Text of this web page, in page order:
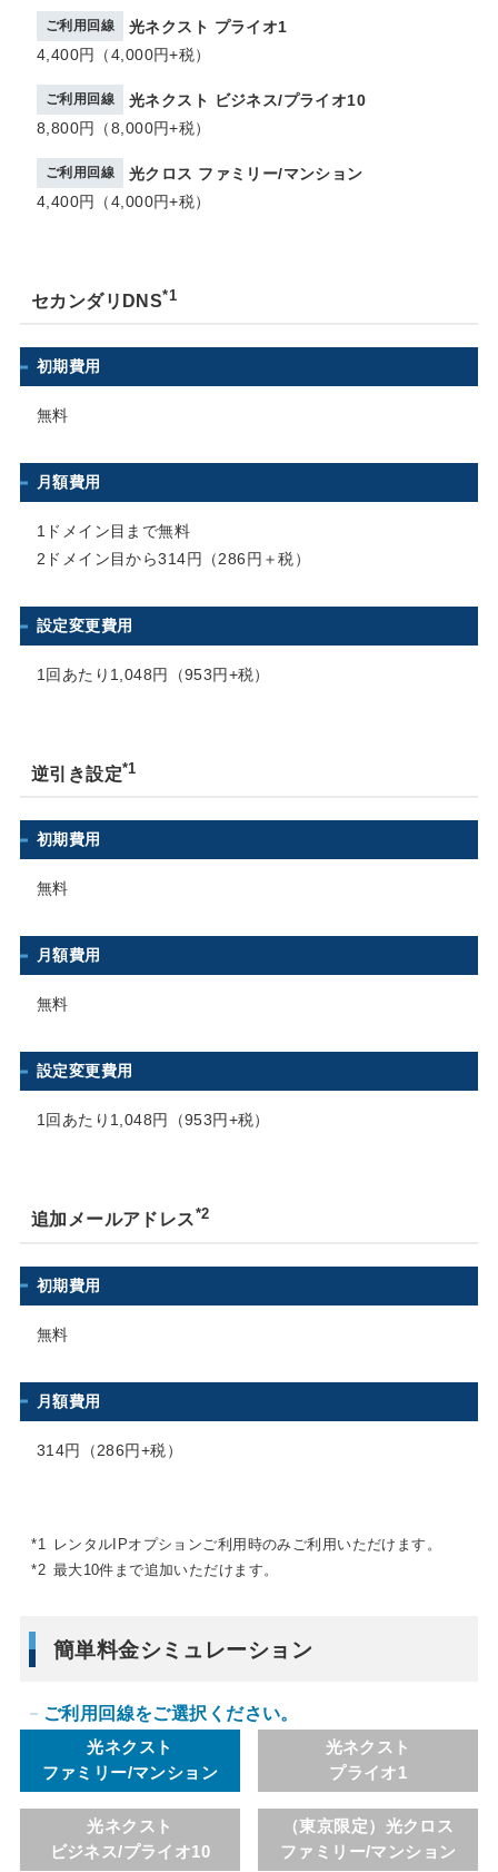
ご利用回線
光ネクスト プライオ1
4,400円（4,000円+税）
ご利用回線
光ネクスト ビジネス/プライオ10
8,800円（8,000円+税）
ご利用回線
光クロス ファミリー/マンション
4,400円（4,000円+税）
セカンダリDNS*1
初期費用
無料
月額費用
1ドメイン目まで無料
2ドメイン目から314円（286円＋税）
設定変更費用
1回あたり1,048円（953円+税）
逆引き設定*1
初期費用
無料
月額費用
無料
設定変更費用
1回あたり1,048円（953円+税）
追加メールアドレス*2
初期費用
無料
月額費用
314円（286円+税）
*1
レンタルIPオプションご利用時のみご利用いただけます。
*2 最大10件まで追加いただけます。
簡単料金シミュレーション
ご利用回線をご選択ください。
光ネクスト
ファミリー/マンション
光ネクスト
プライオ1
光ネクスト
ビジネス/プライオ10
（東京限定）光クロス
ファミリー/マンション